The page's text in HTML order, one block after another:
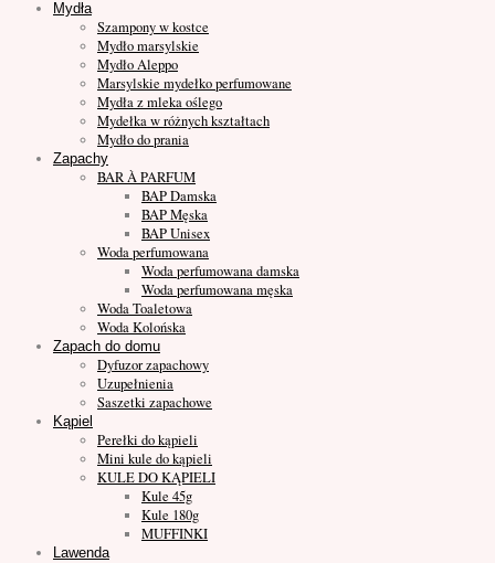
Mydła
Szampony w kostce
Mydło marsylskie
Mydło Aleppo
Marsylskie mydełko perfumowane
Mydła z mleka oślego
Mydełka w różnych kształtach
Mydło do prania
Zapachy
BAR À PARFUM
BAP Damska
BAP Męska
BAP Unisex
Woda perfumowana
Woda perfumowana damska
Woda perfumowana męska
Woda Toaletowa
Woda Kolońska
Zapach do domu
Dyfuzor zapachowy
Uzupełnienia
Saszetki zapachowe
Kąpiel
Perełki do kąpieli
Mini kule do kąpieli
KULE DO KĄPIELI
Kule 45g
Kule 180g
MUFFINKI
Lawenda